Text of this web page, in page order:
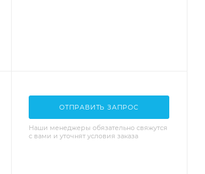
ОТПРАВИТЬ ЗАПРОС
Наши менеджеры обязательно свяжутся
с вами и уточнят условия заказа